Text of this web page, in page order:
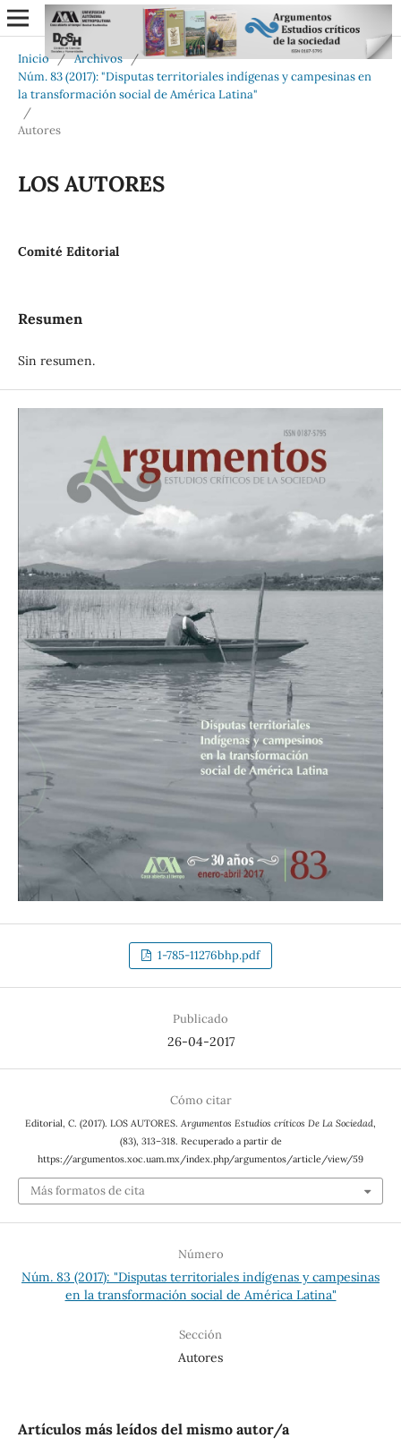
Inicio / Archivos /
Núm. 83 (2017): "Disputas territoriales indígenas y campesinas en
la transformación social de América Latina"
/
Autores
LOS AUTORES
Comité Editorial
Resumen
Sin resumen.
1-785-11276bhp.pdf
Publicado
26-04-2017
Cómo citar
Editorial, C. (2017). LOS AUTORES. Argumentos Estudios críticos De La Sociedad,
(83), 313–318. Recuperado a partir de
https://argumentos.xoc.uam.mx/index.php/argumentos/article/view/59
Más formatos de cita
Número
Núm. 83 (2017): "Disputas territoriales indígenas y campesinas
en la transformación social de América Latina"
Sección
Autores
Artículos más leídos del mismo autor/a